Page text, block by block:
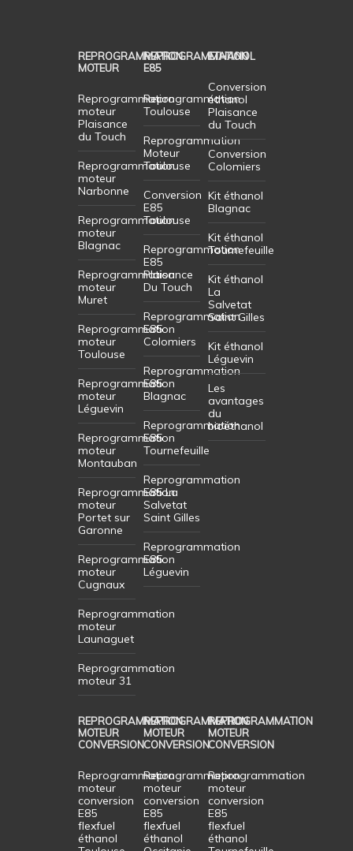
REPROGRAMMATION
MOTEUR
Reprogrammation
moteur
Plaisance
du Touch
Reprogrammation
moteur
Narbonne
Reprogrammation
moteur
Blagnac
Reprogrammation
moteur
Muret
Reprogrammation
moteur
Toulouse
Reprogrammation
moteur
Léguevin
Reprogrammation
moteur
Montauban
Reprogrammation
moteur
Portet sur
Garonne
Reprogrammation
moteur
Cugnaux
Reprogrammation
moteur
Launaguet
Reprogrammation
moteur 31
REPROGRAMMATION
E85
Reprogrammation
Toulouse
Reprogrammation
Moteur
Toulouse
Conversion
E85
Toulouse
Reprogrammation
E85
Plaisance
Du Touch
Reprogrammation
E85
Colomiers
Reprogrammation
E85
Blagnac
Reprogrammation
E85
Tournefeuille
Reprogrammation
E85 La
Salvetat
Saint Gilles
Reprogrammation
E85
Léguevin
ETHANOL
Conversion
éthanol
Plaisance
du Touch
Conversion
Colomiers
Kit éthanol
Blagnac
Kit éthanol
Tournefeuille
Kit éthanol
La
Salvetat
Saint Gilles
Kit éthanol
Léguevin
Les
avantages
du
bioéthanol
REPROGRAMMATION
MOTEUR
CONVERSION
Reprogrammation
moteur
conversion
E85
flexfuel
éthanol
REPROGRAMMATION
MOTEUR
CONVERSION
Reprogrammation
moteur
conversion
E85
flexfuel
éthanol
REPROGRAMMATION
MOTEUR
CONVERSION
Reprogrammation
moteur
conversion
E85
flexfuel
éthanol